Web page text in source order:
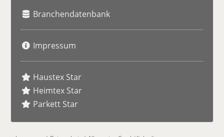
Branchendatenbank
Impressum
Haustex Star
Heimtex Star
Parkett Star